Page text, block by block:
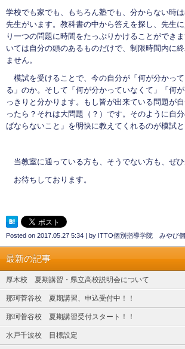
学校でも家でも、もちろん塾でも、分からない時は
先生がいます。教科書の中から答えを探し、先生
り一つの問題に時間をたっぷりかけることができ
いては自分の頭のあるものだけで、制限時間内に
ません。
模試を受けることで、今の自分が「何が分かって
る」のか。そして「何が分かっていなくて」「何
っきりと分かります。もし皆が出来ている問題が
ったら？それは大問題（？）です。そのように自
ばならないこと」を明快に教えてくれるのが模試と
当教室に通っている方も、そうでない方も、ぜひ
お待ちしております。
Posted on 2017.05.27 5:34 by ITTO個別指導学院 みやび
最新の記事
厚木校 夏期講習・県立高校説明会について
那珂菅谷校 夏期講習、申込受付中！！
那珂菅谷校 夏期講習受付スタート！！
水戸千波校 目標設定